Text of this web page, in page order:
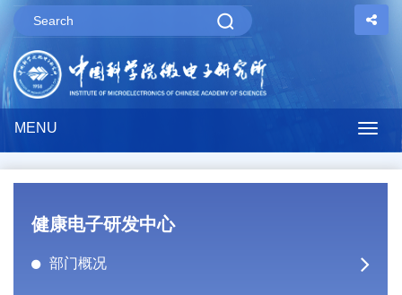
MENU
健康电子研发中心
部门概况